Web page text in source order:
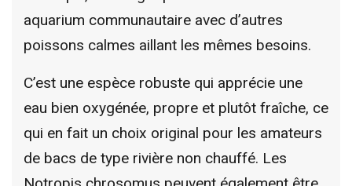
aquarium communautaire avec d’autres
poissons calmes aillant les mêmes besoins.
C’est une espèce robuste qui apprécie une
eau bien oxygénée, propre et plutôt fraîche, ce
qui en fait un choix original pour les amateurs
de bacs de type rivière non chauffé. Les